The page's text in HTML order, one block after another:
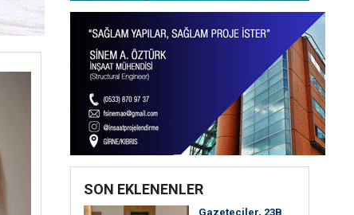
SON EKLENENLER
Gazeteciler, 23B